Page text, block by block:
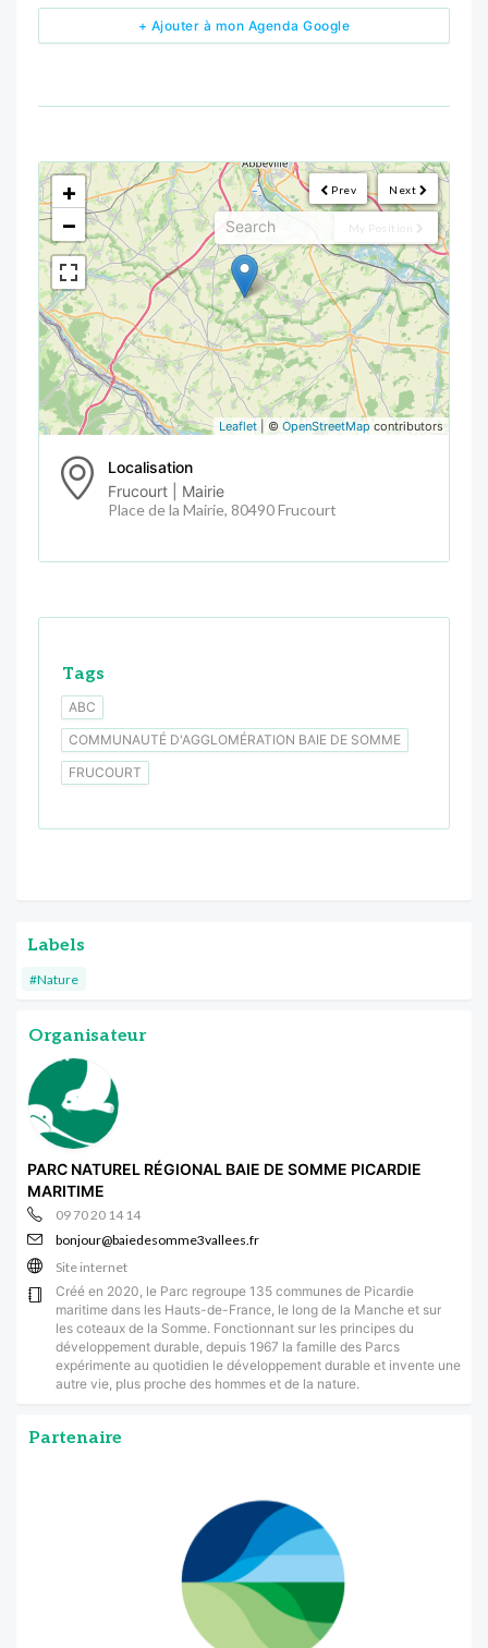
+ Ajouter à mon Agenda Google
Next
Prev
My Position
<!---->
+
−
Leaflet | © OpenStreetMap contributors
Localisation
Frucourt | Mairie
Place de la Mairie, 80490 Frucourt
Tags
ABC
COMMUNAUTÉ D'AGGLOMÉRATION BAIE DE SOMME
FRUCOURT
Labels
#Nature
Organisateur
PARC NATUREL RÉGIONAL BAIE DE SOMME PICARDIE
MARITIME
09 70 20 14 14
bonjour@baiedesomme3vallees.fr
Site internet
Créé en 2020, le Parc regroupe 135 communes de Picardie
maritime dans les Hauts-de-France, le long de la Manche et sur
les coteaux de la Somme. Fonctionnant sur les principes du
développement durable, depuis 1967 la famille des Parcs
expérimente au quotidien le développement durable et invente une
autre vie, plus proche des hommes et de la nature.
Partenaire